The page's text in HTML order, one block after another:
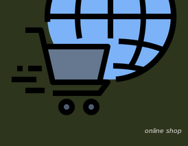
online shop